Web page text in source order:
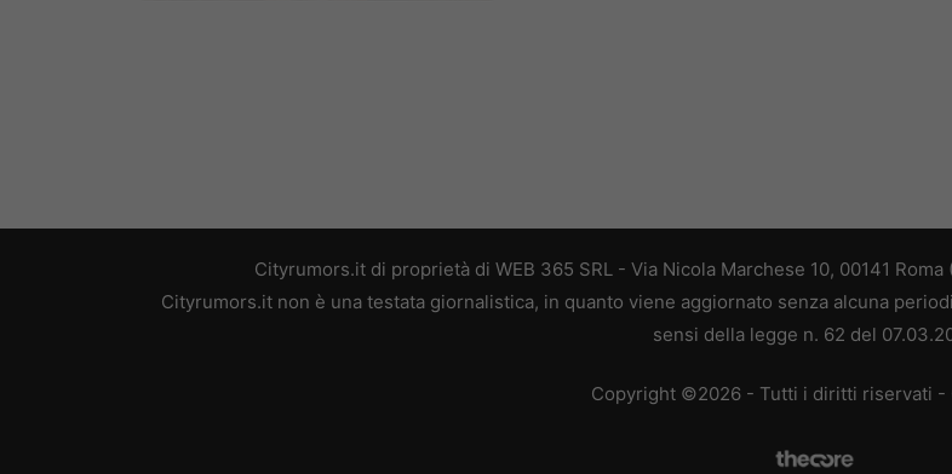
Cityrumors.it di proprietà di WEB 365 SRL - Via Nicola Marchese 10, 00141
Cityrumors.it non è una testata giornalistica, in quanto viene aggiornato senza alcuna
sensi della legge n. 62 del
Copyright ©2026 - Tutti i diritti riservati -